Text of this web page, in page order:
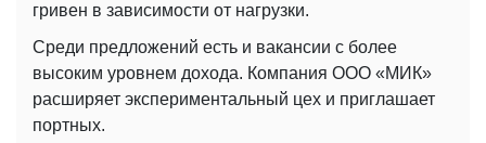
гривен в зависимости от нагрузки.
Среди предложений есть и вакансии с более
высоким уровнем дохода. Компания ООО «МИК»
расширяет экспериментальный цех и приглашает
портных.